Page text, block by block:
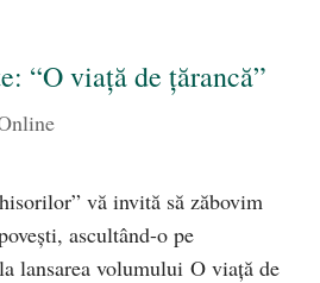
“O viaţă de ţărancă”
vă invită să zăbovim
ascultând-o pe
lansarea volumului O viaţă de